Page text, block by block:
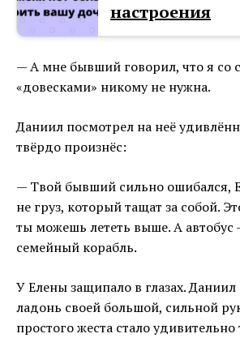
настроения
— А мне бывший говорил, что я со
«довесками» никому не нужна.
Даниил посмотрел на неё
твёрдо произнёс:
— Твой бывший сильно ошибался,
не груз, который тащат за собой.
ты можешь лететь выше. А
семейный корабль.
У Елены защипало в глазах.
ладонь своей большой, сильной
простого жеста стало удивительно